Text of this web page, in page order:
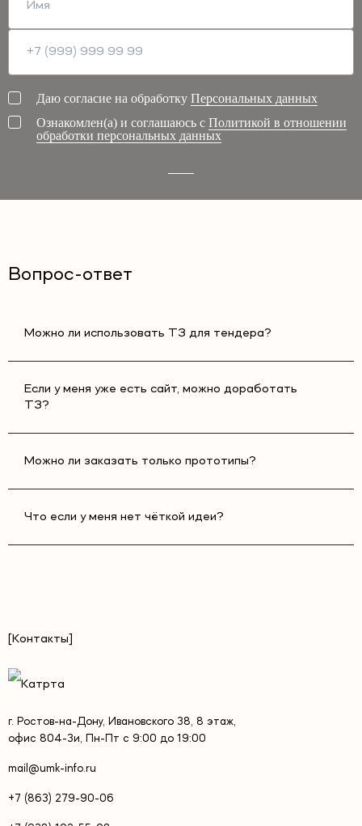
Даю согласие на обработку Персональных данных
Ознакомлен(а) и соглашаюсь с Политикой в отношении
обработки персональных данных
Вопрос-ответ
Можно ли использовать ТЗ для тендера?
Если у меня уже есть сайт, можно доработать
ТЗ?
Можно ли заказать только прототипы?
Что если у меня нет чёткой идеи?
[Контакты]
г. Ростов-на-Дону, Ивановского 38, 8 этаж,
офис 804-3и, Пн-Пт с 9:00 до 19:00
mail@umk-info.ru
+7 (863) 279-90-06